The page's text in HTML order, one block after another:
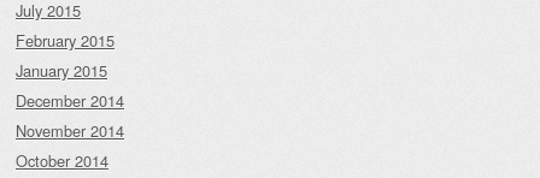
July 2015
February 2015
January 2015
December 2014
November 2014
October 2014